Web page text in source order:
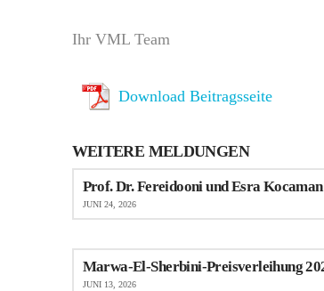
Ihr VML Team
Download Beitragsseite
WEITERE MELDUNGEN
Prof. Dr. Fereidooni und Esra
JUNI 24, 2026
Marwa-El-Sherbini-Preisverleihung
JUNI 13, 2026